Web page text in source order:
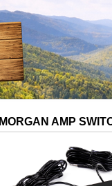
MORGAN AMP